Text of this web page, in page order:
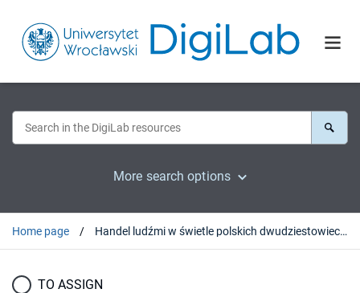
More search options
Home page Handel ludźmi w świetle polskich dwudziestowieczych kodyfikacji karnych
TO ASSIGN